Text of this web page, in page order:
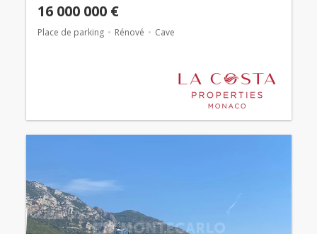
16 000 000 €
Place de parking Rénové Cave